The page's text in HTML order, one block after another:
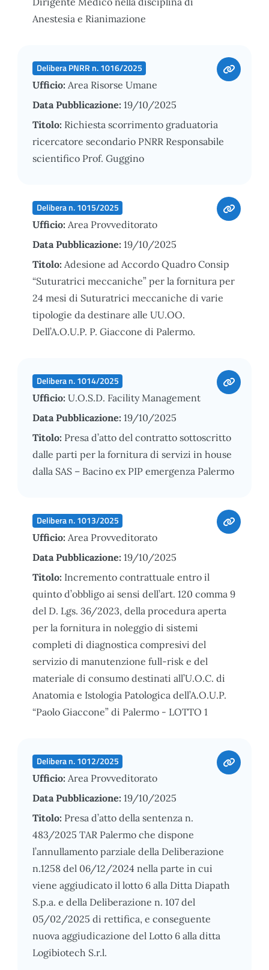
Anestesia e Rianimazione
Delibera PNRR n. 1016/2025
Ufficio: Area Risorse Umane
Data Pubblicazione: 19/10/2025
Titolo: Richiesta scorrimento graduatoria
ricercatore secondario PNRR Responsabile
scientifico Prof. Guggino
Delibera n. 1015/2025
Ufficio: Area Provveditorato
Data Pubblicazione: 19/10/2025
Titolo: Adesione ad Accordo Quadro Consip
“Suturatrici meccaniche” per la fornitura per
24 mesi di Suturatrici meccaniche di varie
tipologie da destinare alle UU.OO.
Dell’A.O.U.P. P. Giaccone di Palermo.
Delibera n. 1014/2025
Ufficio: U.O.S.D. Facility Management
Data Pubblicazione: 19/10/2025
Titolo: Presa d’atto del contratto sottoscritto
dalle parti per la fornitura di servizi in house
dalla SAS – Bacino ex PIP emergenza Palermo
Delibera n. 1013/2025
Ufficio: Area Provveditorato
Data Pubblicazione: 19/10/2025
Titolo: Incremento contrattuale entro il
quinto d’obbligo ai sensi dell’art. 120 comma 9
del D. Lgs. 36/2023, della procedura aperta
per la fornitura in noleggio di sistemi
completi di diagnostica compresivi del
servizio di manutenzione full-risk e del
materiale di consumo destinati all’U.O.C. di
Anatomia e Istologia Patologica dell’A.O.U.P.
“Paolo Giaccone” di Palermo - LOTTO 1
Delibera n. 1012/2025
Ufficio: Area Provveditorato
Data Pubblicazione: 19/10/2025
Titolo: Presa d’atto della sentenza n.
483/2025 TAR Palermo che dispone
l’annullamento parziale della Deliberazione
n.1258 del 06/12/2024 nella parte in cui
viene aggiudicato il lotto 6 alla Ditta Diapath
S.p.a. e della Deliberazione n. 107 del
05/02/2025 di rettifica, e conseguente
nuova aggiudicazione del Lotto 6 alla ditta
Logibiotech S.r.l.